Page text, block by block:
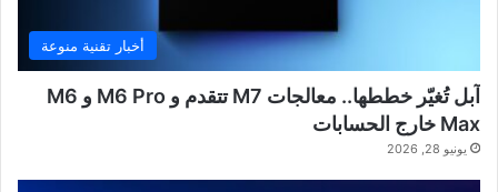
أخبار تقنية منوعة
آبل تُغيّر خططها.. معالجات M7 تتقدم و M6 Pro و M6
Max خارج الحسابات
يونيو 28, 2026